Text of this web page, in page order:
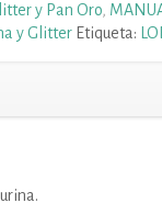
y Pan Oro,
y Glitter Etiqueta: